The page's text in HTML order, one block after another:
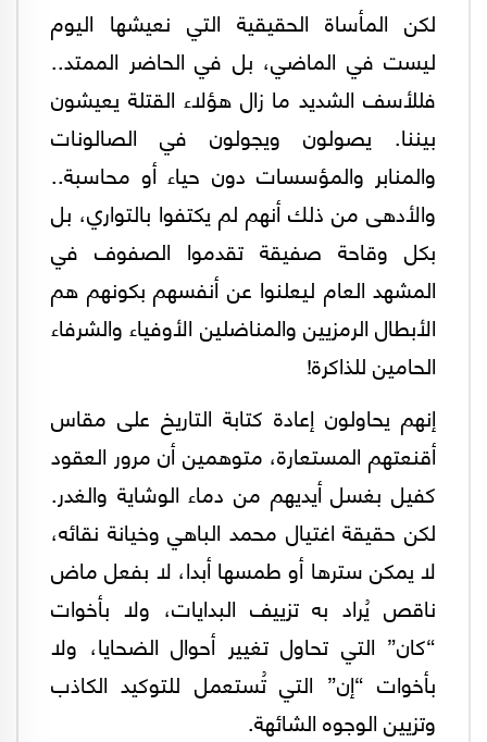
لكن المأساة الحقيقية التي نعيشها اليوم
ليست في الماضي، بل في الحاضر الممتد..
فللأسف الشديد ما زال هؤلاء القتلة يعيشون
بيننا. يصولون ويجولون في الصالونات
والمنابر والمؤسسات دون حياء أو محاسبة..
والأدهى من ذلك أنهم لم يكتفوا بالتواري، بل
بكل وقاحة صفيقة تقدموا الصفوف في
المشهد العام ليعلنوا عن أنفسهم بكونهم هم
الأبطال الرمزيين والمناضلين الأوفياء والشرفاء
الحامين للذاكرة!
إنهم يحاولون إعادة كتابة التاريخ على مقاس
أقنعتهم المستعارة، متوهمين أن مرور العقود
كفيل بغسل أيديهم من دماء الوشاية والغدر.
لكن حقيقة اغتيال محمد الباهي وخيانة نقائه،
لا يمكن سترها أو طمسها أبدا، لا بفعل ماض
ناقص يُراد به تزييف البدايات، ولا بأخوات
“كان” التي تحاول تغيير أحوال الضحايا، ولا
بأخوات “إن” التي تُستعمل للتوكيد الكاذب
وتزيين الوجوه الشائهة.